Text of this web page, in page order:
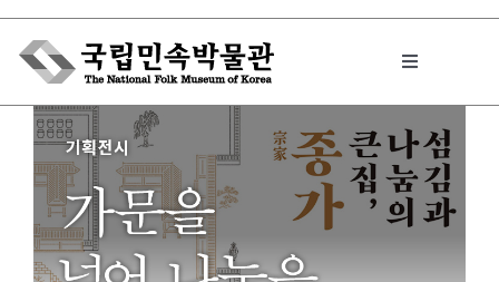
Skip
content
Toggle
박물관에서는
민속이야기